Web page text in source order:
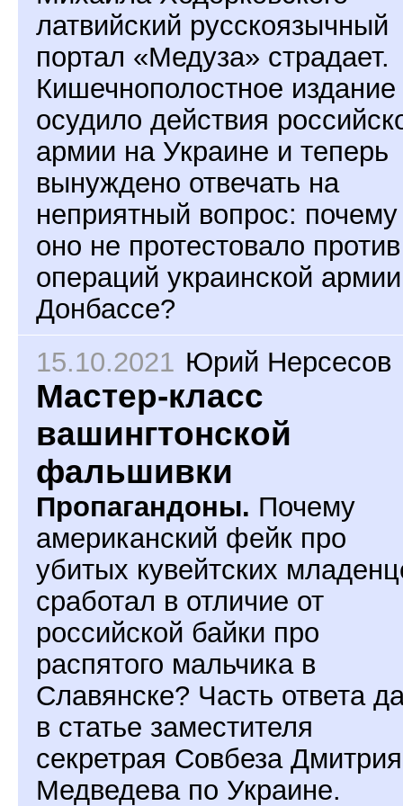
латвийский русскоязычный
портал «Медуза» страдает.
Кишечнополостное издание
осудило действия
армии на Украине и теперь
вынуждено отвечать на
неприятный вопрос: почему
оно не протестовало против
операций украинской
Донбассе?
15.10.2021 Юрий Нерсесов
Мастер-класс
вашингтонской
фальшивки
Пропагандоны. Почему
американский фейк про
убитых кувейтских
сработал в отличие от
российской байки про
распятого мальчика в
Славянске? Часть ответа
в статье заместителя
секретрая Совбеза Дмитрия
Медведева по Украине.